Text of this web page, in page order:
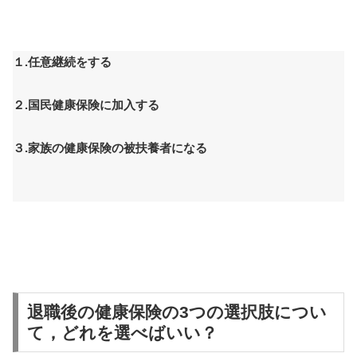
１.任意継続をする
２.国民健康保険に加入する
３.家族の健康保険の被扶養者になる
退職後の健康保険の3つの選択肢につい
て，どれを選べばいい？